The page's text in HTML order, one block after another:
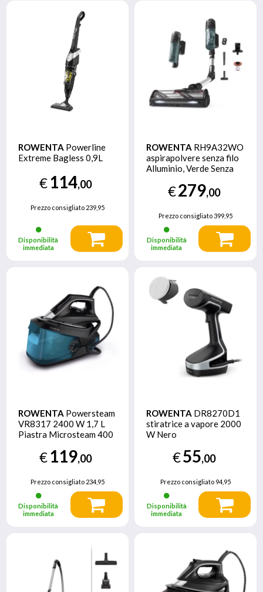
ROWENTA Powerline
Extreme Bagless 0,9L
€114,00
Prezzo consigliato239,95
Disponibilità
immediata
ROWENTA RH9A32WO
aspirapolvere senza filo
Alluminio, Verde Senza
€279,00
Prezzo consigliato399,95
Disponibilità
immediata
ROWENTA Powersteam
VR8317 2400 W 1,7 L
Piastra Microsteam 400
€119,00
Prezzo consigliato234,95
Disponibilità
immediata
ROWENTA DR8270D1
stiratrice a vapore 2000
W Nero
€55,00
Prezzo consigliato 94,95
Disponibilità
immediata